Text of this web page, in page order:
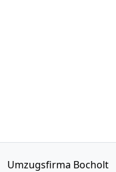
Umzugsfirma Bocholt